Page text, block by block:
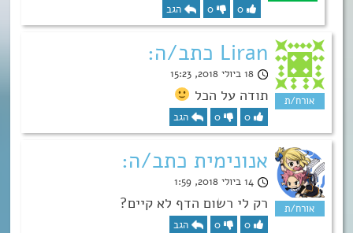
0
0 הגב
Liran כתב/ה:
18 ביולי 2018, 15:23
תודה על הכל
0
0 הגב
אנונימית כתב/ה:
14 ביולי 2018, 1:59
רק לי רשום הדף לא קיים?
0
0 הגב